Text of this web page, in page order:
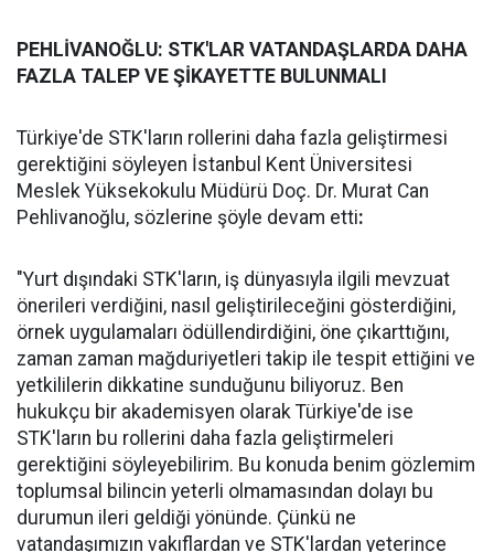
PEHLİVANOĞLU: STK'LAR VATANDAŞLARDA DAHA
FAZLA TALEP VE ŞİKAYETTE BULUNMALI
Türkiye'de STK'ların rollerini daha fazla geliştirmesi
gerektiğini söyleyen İstanbul Kent Üniversitesi
Meslek Yüksekokulu Müdürü Doç. Dr. Murat Can
Pehlivanoğlu, sözlerine şöyle devam etti:
"Yurt dışındaki STK'ların, iş dünyasıyla ilgili mevzuat
önerileri verdiğini, nasıl geliştirileceğini gösterdiğini,
örnek uygulamaları ödüllendirdiğini, öne çıkarttığını,
zaman zaman mağduriyetleri takip ile tespit ettiğini ve
yetkililerin dikkatine sunduğunu biliyoruz. Ben
hukukçu bir akademisyen olarak Türkiye'de ise
STK'ların bu rollerini daha fazla geliştirmeleri
gerektiğini söyleyebilirim. Bu konuda benim gözlemim
toplumsal bilincin yeterli olmamasından dolayı bu
durumun ileri geldiği yönünde. Çünkü ne
vatandaşımızın vakıflardan ve STK'lardan yeterince